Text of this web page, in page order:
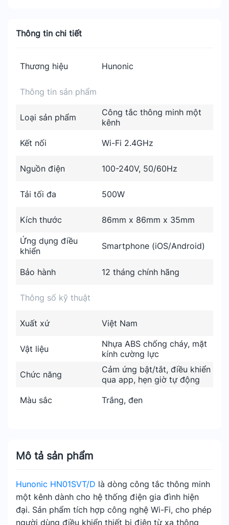
Mô tả sản phẩm
Hunonic HN01SVT/D là dòng công tắc thông minh
một kênh dành cho hệ thống điện gia đình hiện
đại. Sản phẩm tích hợp công nghệ Wi-Fi, cho phép
người dùng điều khiển thiết bị điện từ xa thông
Thông tin chi tiết
Thương hiệu Hunonic
Thông tin sản phẩm
Loại sản phẩm
Công tắc thông minh một
kênh
Kết nối
Wi-Fi 2.4GHz
Nguồn điện 100-240V, 50/60Hz
Tải tối đa 500W
Kích thước 86mm x 86mm x 35mm
Ứng dụng điều
khiển
Smartphone (iOS/Android)
Bảo hành 12 tháng chính hãng
Thông số kỹ thuật
Xuất xứ Việt Nam
Vật liệu
Nhựa ABS chống cháy, mặt
kính cường lực
Chức năng
Cảm ứng bật/tắt, điều khiển
qua app, hẹn giờ tự động
Màu sắc
Trắng, đen